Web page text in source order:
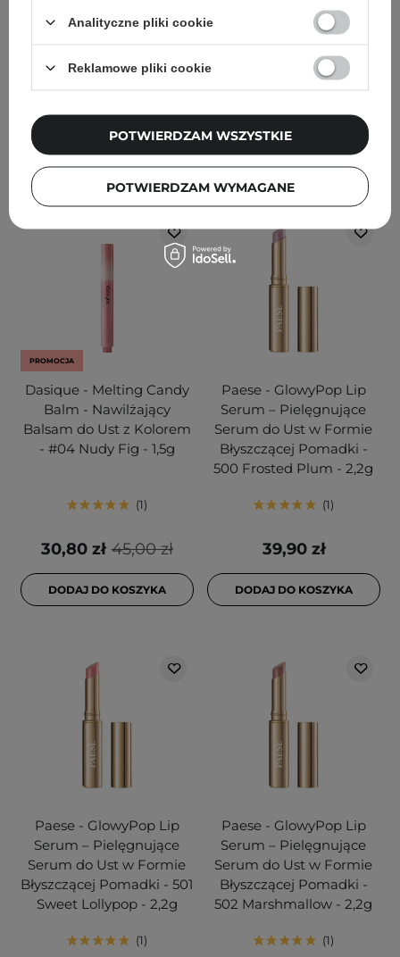
Nude - 3,5ml
34,00 zł
28,90 zł
DODAJ DO KOSZYKA
do Ust z Kolorem - 07
Humble - 2g
40,00 zł
32,00 zł
DODAJ DO KOSZYKA
PROMOCJA
Dasique - Melting Candy
Balm - Nawilżający
Balsam do Ust z Kolorem
- #04 Nudy Fig - 1,5g
1
45,00 zł
30,80 zł
DODAJ DO KOSZYKA
Paese - GlowyPop Lip
Serum – Pielęgnujące
Serum do Ust w Formie
Błyszczącej Pomadki -
500 Frosted Plum - 2,2g
1
39,90 zł
DODAJ DO KOSZYKA
Paese - GlowyPop Lip
Serum – Pielęgnujące
Serum do Ust w Formie
Błyszczącej Pomadki - 501
Sweet Lollypop - 2,2g
1
Paese - GlowyPop Lip
Serum – Pielęgnujące
Serum do Ust w Formie
Błyszczącej Pomadki -
502 Marshmallow - 2,2g
1
Analityczne pliki cookie
Reklamowe pliki cookie
POTWIERDZAM WYMAGANE
POTWIERDZAM WSZYSTKIE